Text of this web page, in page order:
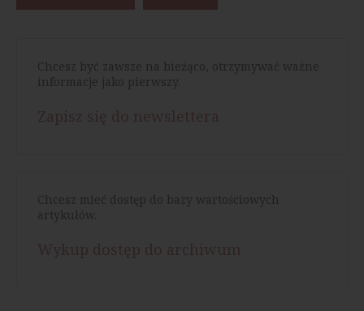
Chcesz być zawsze na bieżąco, otrzymywać ważne
informacje jako pierwszy.
Chcesz mieć dostęp do bazy wartościowych
artykułów.